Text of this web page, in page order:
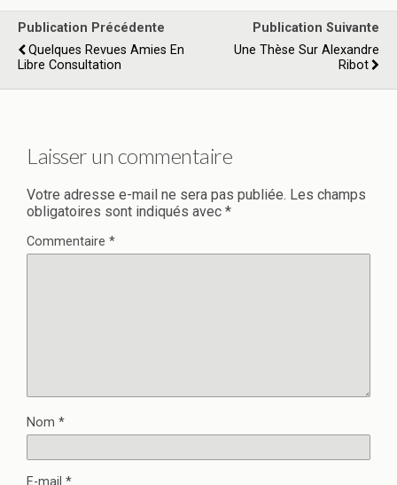
Publication Précédente
Quelques Revues Amies En
Libre Consultation
Publication Suivante
Une Thèse Sur Alexandre
Ribot
Laisser un commentaire
Votre adresse e-mail ne sera pas publiée. Les champs
obligatoires sont indiqués avec *
Commentaire *
Nom *
E-mail *